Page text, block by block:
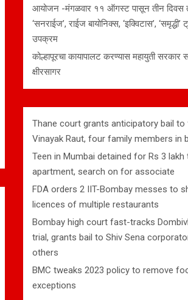
आयोजन -मंगळवार ११ ऑगस्ट पासून तीन दिवस
‘सनराईज’, राईज बायोनिक्स, ‘इक्विटास’,
उपक्रम
कोल्हापूरचा कायापालट करण्यास महायुती
क्षीरसागर
Thane court grants anticipatory bail to
Vinayak Raut, four family members in
Teen in Mumbai detained for Rs 3
apartment, search on for associate
FDA orders 2 IIT-Bombay messes to
licences of multiple restaurants
Bombay high court fast-tracks
trial, grants bail to Shiv Sena
others
BMC tweaks 2023 policy to remove
exceptions